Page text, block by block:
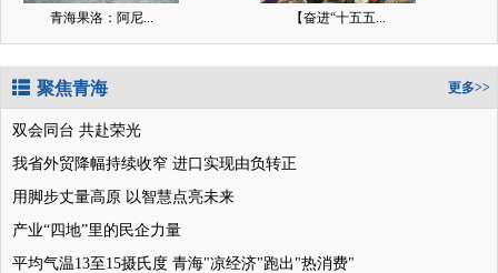
青海果洛：阿尼... 【奋进“十五五...
聚焦青海 更多>>
双会同台 共赴荣光
我省外贸降幅持续收窄 进口实现由负转正
用脚步丈量高原 以智慧点亮未来
产业“四地”里的民企力量
平均气温13至15摄氏度 青海"凉经济"跑出"热消费"